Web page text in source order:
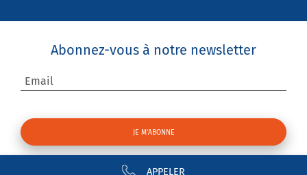
APPELER
Abonnez-vous à notre newsletter
Email